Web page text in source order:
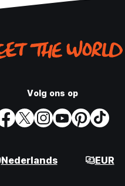
Volg ons op
Nederlands EUR